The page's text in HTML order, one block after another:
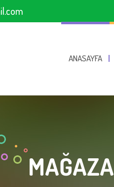
ANASAYFA
MAĞAZA